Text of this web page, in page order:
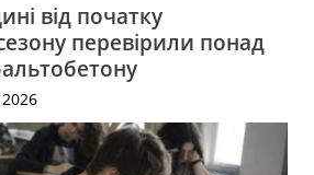
від початку
перевірили понад